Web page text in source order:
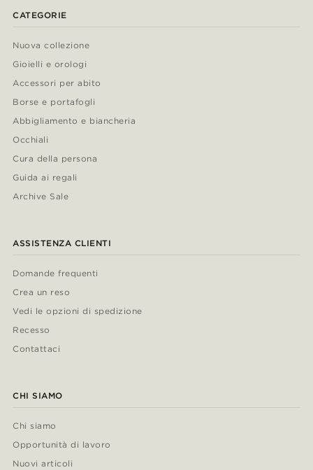
CATEGORIE
Nuova collezione
Gioielli e orologi
Accessori per abito
Borse e portafogli
Abbigliamento e biancheria
Occhiali
Cura della persona
Guida ai regali
Archive Sale
ASSISTENZA CLIENTI
Domande frequenti
Crea un reso
Vedi le opzioni di spedizione
Recesso
Contattaci
CHI SIAMO
Chi siamo
Opportunità di lavoro
Nuovi articoli